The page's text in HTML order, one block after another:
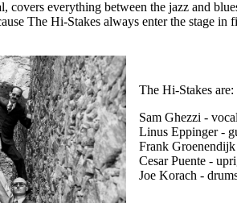
covers everything between the jazz and
The Hi-Stakes always enter the stage in
The Hi-Stakes are:
Sam Ghezzi -
Linus Eppinger -
Frank
Cesar Puente -
Joe Korach -